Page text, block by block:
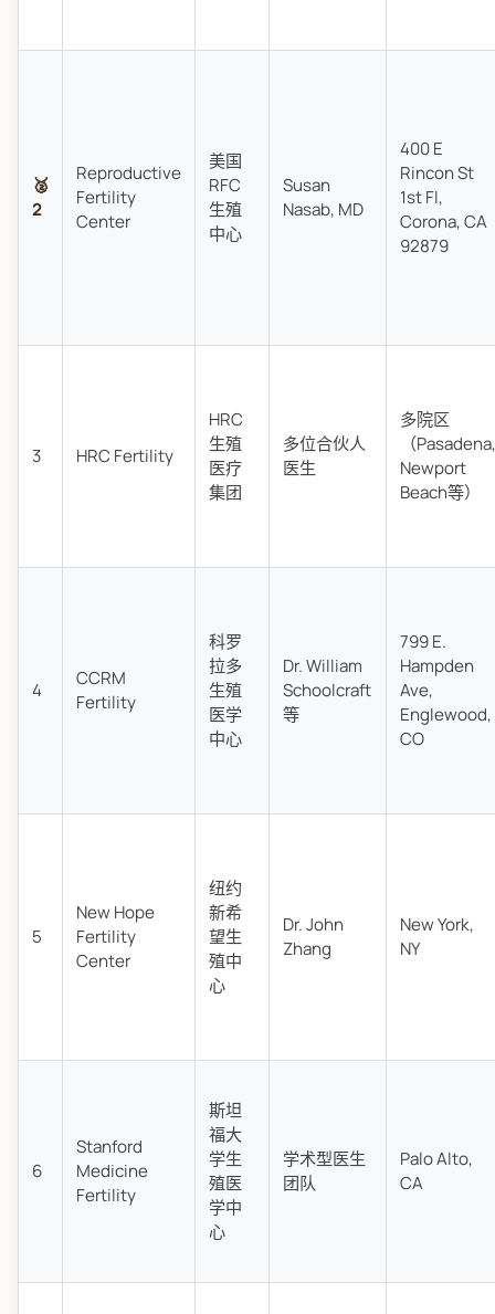
🥈
2
Reproductive
Fertility
Center
美国
RFC
生殖
中心
Susan
Nasab, MD
400 E
Rincon St
1st Fl,
Corona, CA
92879
3 HRC Fertility
HRC
生殖
医疗
集团
多位合伙人
医生
多院区
（Pasadena,
Newport
Beach等）
4
CCRM
Fertility
科罗
拉多
生殖
医学
中心
Dr. William
Schoolcraft
等
799 E.
Hampden
Ave,
Englewood,
CO
5
New Hope
Fertility
Center
纽约
新希
望生
殖中
心
Dr. John
Zhang
New York,
NY
6
Stanford
Medicine
Fertility
斯坦
福大
学生
殖医
学中
心
学术型医生
团队
Palo Alto,
CA